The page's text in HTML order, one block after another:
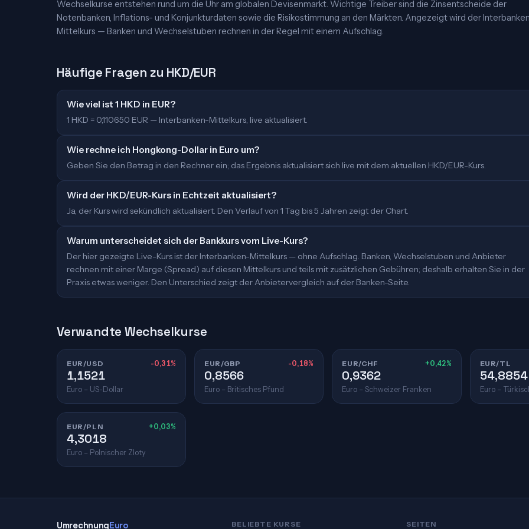
Wechselkurse entstehen rund um die Uhr am globalen Devisenmarkt. Wichtige Treiber sind die Zinsentscheide der
Notenbanken, Inflations- und Konjunkturdaten sowie die Risikostimmung an den Märkten. Angezeigt wird der
Mittelkurs — Banken und Wechselstuben rechnen in der Regel mit einem Aufschlag.
Häufige Fragen zu HKD/EUR
Wie viel ist 1 HKD in EUR?
1 HKD = 0,110650 EUR — Interbanken-Mittelkurs, live aktualisiert.
Wie rechne ich Hongkong-Dollar in Euro um?
Geben Sie den Betrag in den Rechner ein; das Ergebnis aktualisiert sich live mit dem aktuellen HKD/EUR-Kurs.
Wird der HKD/EUR-Kurs in Echtzeit aktualisiert?
Ja, der Kurs wird sekündlich aktualisiert. Den Verlauf von 1 Tag bis 5 Jahren zeigt der Chart.
Warum unterscheidet sich der Bankkurs vom Live-Kurs?
Der hier gezeigte Live-Kurs ist der Interbanken-Mittelkurs — ohne Aufschlag. Banken, Wechselstuben und Anbieter
rechnen mit einer Marge (Spread) auf diesen Mittelkurs und teils mit zusätzlichen Gebühren; deshalb erhalten Sie in der
Praxis etwas weniger. Den Unterschied zeigt der Anbietervergleich auf der Banken-Seite.
Verwandte Wechselkurse
EUR/USD -0,31%
1,1521
Euro – US-Dollar
EUR/GBP -0,18%
0,8566
Euro – Britisches Pfund
EUR/CHF +0,42%
0,9362
Euro – Schweizer Franken
EUR/TL
54,8854
Euro –
EUR/PLN +0,03%
4,3018
Euro – Polnischer Zloty
UmrechnungEuro BELIEBTE KURSE SEITEN